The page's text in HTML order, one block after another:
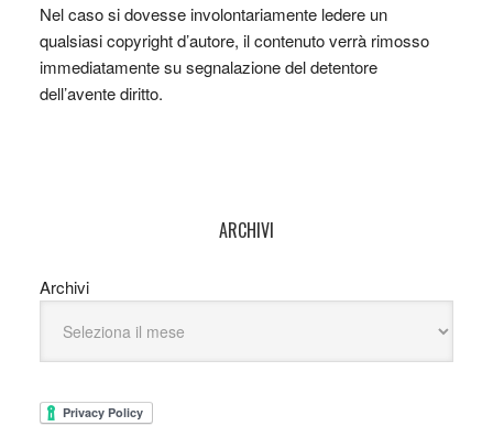
Nel caso si dovesse involontariamente ledere un
qualsiasi copyright d’autore, il contenuto verrà rimosso
immediatamente su segnalazione del detentore
dell’avente diritto.
ARCHIVI
Archivi